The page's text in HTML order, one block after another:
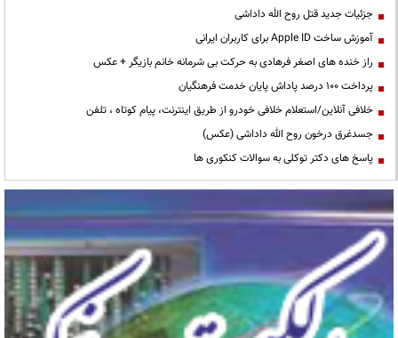
جزئیات جدید قتل روح الله داداشی
آموزش ساخت Apple ID برای کاربران ایرانی
راز خنده های اصغر فرهادی به حرکت بی شرمانه خانم بازیگر + عکس
پرداخت ۱۰۰ درصد پاداش پایان خدمت فرهنگیان
خلافی آنلاین/استعلام خلافی خودرو از طریق اینترنت، پیام کوتاه ، تلفن
جسدغرق درخون روح الله داداشی (عکس)
پاسخ های دکتر توکلی به سوالات کنکوری ها